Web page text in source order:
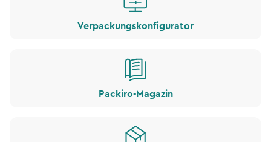
Verpackungskonfigurator
Packiro-Magazin